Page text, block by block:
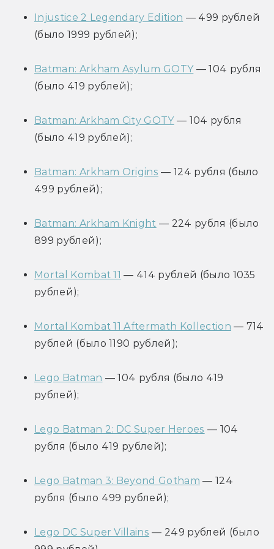
Injustice 2 Legendary Edition — 499 рублей
(было 1999 рублей);
Batman: Arkham Asylum GOTY — 104 рубля
(было 419 рублей);
Batman: Arkham City GOTY — 104 рубля
(было 419 рублей);
Batman: Arkham Origins — 124 рубля (было
499 рублей);
Batman: Arkham Knight — 224 рубля (было
899 рублей);
Mortal Kombat 11 — 414 рублей (было 1035
рублей);
Mortal Kombat 11 Aftermath Kollection — 714
рублей (было 1190 рублей);
Lego Batman — 104 рубля (было 419
рублей);
Lego Batman 2: DC Super Heroes — 104
рубля (было 419 рублей);
Lego Batman 3: Beyond Gotham — 124
рубля (было 499 рублей);
Lego DC Super Villains — 249 рублей (было